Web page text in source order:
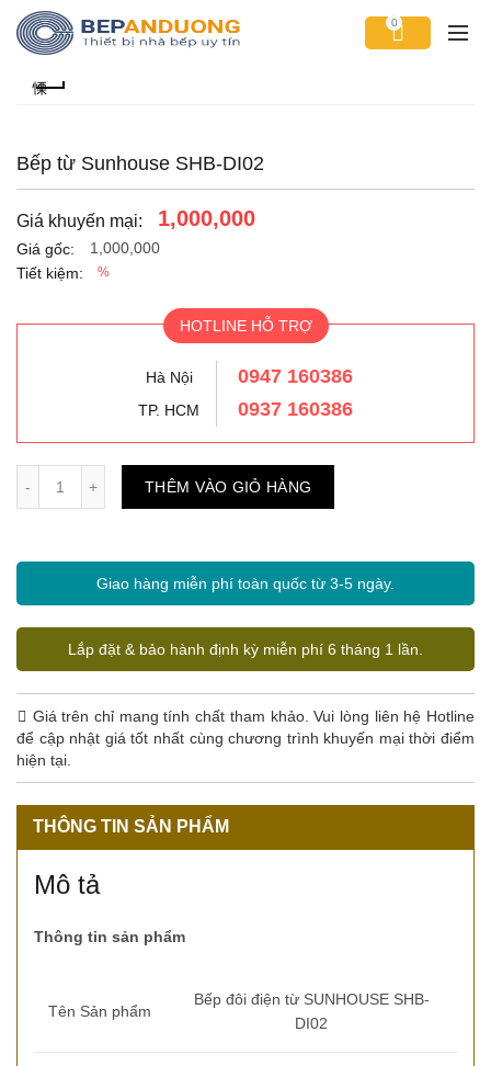
0
Bếp từ Sunhouse SHB-DI02
Giá khuyến mại: 1,000,000
Giá gốc:
1,000,000
Tiết kiệm:
%
HOTLINE HỖ TRỢ
Hà Nội 0947 160386
TP. HCM 0937 160386
THÊM VÀO GIỎ HÀNG
Giao hàng miễn phí toàn quốc từ 3-5 ngày.
Lắp đặt & bảo hành định kỳ miễn phí 6 tháng 1 lần.
Giá trên chỉ mang tính chất tham khảo. Vui lòng liên hệ Hotline
để cập nhật giá tốt nhất cùng chương trình khuyến mại thời điểm
hiện tại.
THÔNG TIN SẢN PHẨM
Mô tả
Thông tin sản phẩm
Tên Sản phẩm
Bếp đôi điện từ SUNHOUSE SHB-
DI02